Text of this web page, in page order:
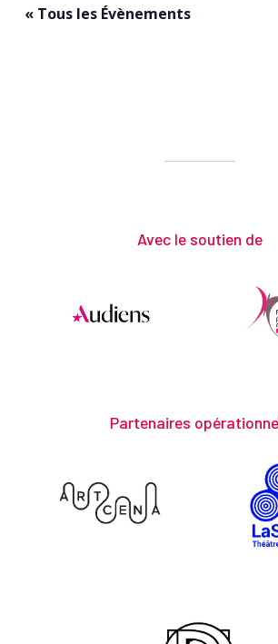
« Tous les Évènements
Avec le soutien de
Partenaires